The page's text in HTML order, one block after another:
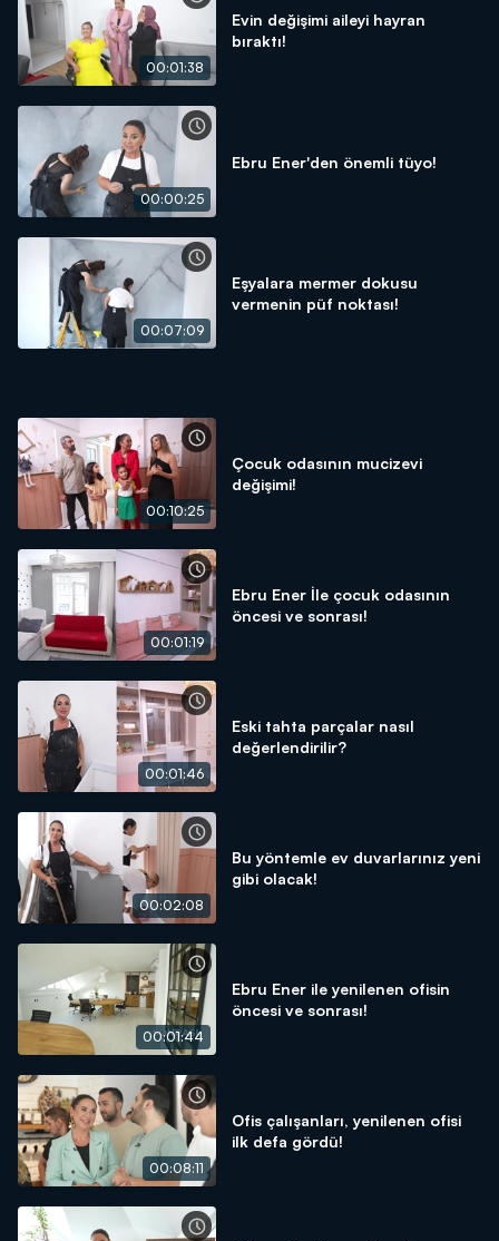
00:01:38
Evin değişimi aileyi hayran
bıraktı!
00:00:25
Ebru Ener'den önemli tüyo!
00:07:09
Eşyalara mermer dokusu
vermenin püf noktası!
00:10:25
Çocuk odasının mucizevi
değişimi!
00:01:19
Ebru Ener İle çocuk odasının
öncesi ve sonrası!
00:01:46
Eski tahta parçalar nasıl
değerlendirilir?
00:02:08
Bu yöntemle ev duvarlarınız yeni
gibi olacak!
00:01:44
Ebru Ener ile yenilenen ofisin
öncesi ve sonrası!
00:08:11
Ofis çalışanları, yenilenen ofisi
ilk defa gördü!